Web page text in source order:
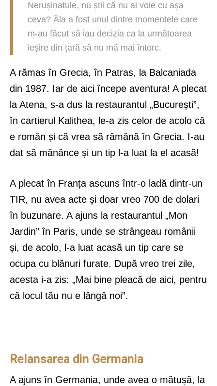
Nerușinatule, nu știi că nu ai voie cu așa
ceva? Ăla a fost unul dintre momentele care
m-au făcut să iau decizia ca la următoarea
ieșire din țară să nu mă mai întorc.
A rămas în Grecia, în Patras, la Balcaniada
din 1987. Iar de aici începe aventura! A plecat
la Atena, s-a dus la restaurantul „București”,
în cartierul Kalithea, le-a zis celor de acolo că
e român și că vrea să rămână în Grecia. I-au
dat să mănânce și un tip l-a luat la el acasă!
A plecat în Franța ascuns într-o ladă dintr-un
TIR, nu avea acte și doar vreo 700 de dolari
în buzunare. A ajuns la restaurantul „Mon
Jardin” în Paris, unde se strângeau românii
și, de acolo, l-a luat acasă un tip care se
ocupa cu blănuri furate. După vreo trei zile,
acesta i-a zis: „Mai bine pleacă de aici, pentru
că locul tău nu e lângă noi”.
Relansarea din Germania
A ajuns în Germania, unde avea o mătușă, la